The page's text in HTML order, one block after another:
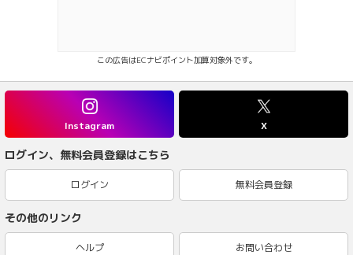
この広告はECナビポイント加算対象外です。
Instagram X
ログイン、無料会員登録はこちら
ログイン 無料会員登録
その他のリンク
ヘルプ お問い合わせ